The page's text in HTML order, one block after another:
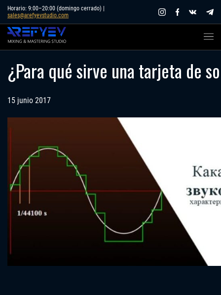
Skip
content
Horario: 9:00–20:00 (domingo cerrado) |
sales@arefyevstudio.com
¿Para qué sirve una tarjeta de
15 junio 2017